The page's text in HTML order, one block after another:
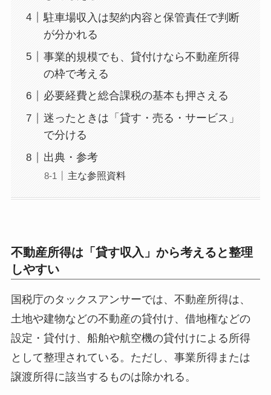
駐車場収入は契約内容と保管責任で判断
が分かれる
事業的規模でも、貸付けなら不動産所得
の枠で考える
必要経費と総合課税の基本も押さえる
迷ったときは「貸す・売る・サービス」
で分ける
出典・参考
主な参照資料
不動産所得は「貸す収入」から考えると整理
しやすい
国税庁のタックスアンサーでは、不動産所得は、
土地や建物などの不動産の貸付け、借地権などの
設定・貸付け、船舶や航空機の貸付けによる所得
として整理されている。ただし、事業所得または
譲渡所得に該当するものは除かれる。